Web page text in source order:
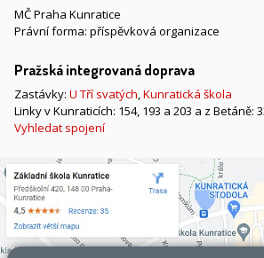
MČ Praha Kunratice
Právní forma: příspěvková organizace
Pražská integrovaná doprava
Zastávky: U Tří svatých Kunratická škola
Linky v Kunraticích: 154, 193 a 203 a z Betáně:
Vyhledat spojení